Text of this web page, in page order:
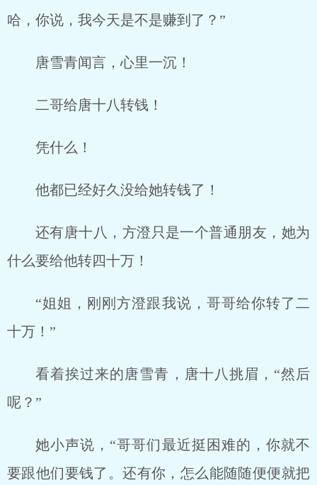
哈，你说，我今天是不是赚到了？”
唐雪青闻言，心里一沉！
二哥给唐十八转钱！
凭什么！
他都已经好久没给她转钱了！
还有唐十八，方澄只是一个普通朋友，她为
什么要给他转四十万！
“姐姐，刚刚方澄跟我说，哥哥给你转了二
十万！”
看着挨过来的唐雪青，唐十八挑眉，“然后
呢？”
她小声说，“哥哥们最近挺困难的，你就不
要跟他们要钱了。还有你，怎么能随随便便就把